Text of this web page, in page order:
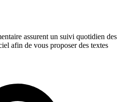
assurent un suivi quotidien des
afin de vous proposer des textes